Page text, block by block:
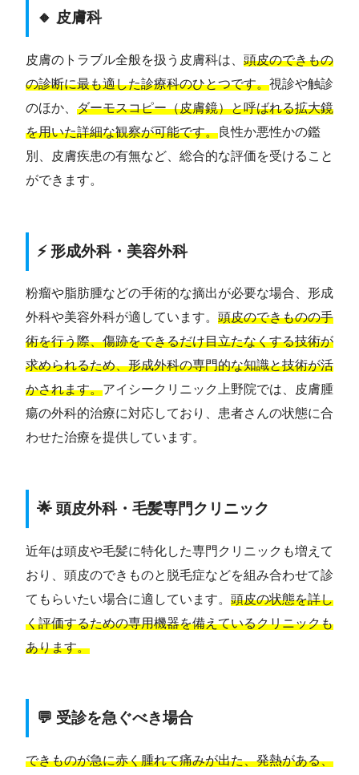
🔸 皮膚科
皮膚のトラブル全般を扱う皮膚科は、 頭皮のできもの
の診断に最も適した診療科のひとつです。視診や触診
のほか、 ダーモスコピー（皮膚鏡）と呼ばれる拡大鏡
を用いた詳細な観察が可能です。良性か悪性かの鑑
別、皮膚疾患の有無など、総合的な評価を受けること
ができます。
⚡ 形成外科・美容外科
粉瘤や脂肪腫などの手術的な摘出が必要な場合、形成
外科や美容外科が適しています。 頭皮のできものの手
術を行う際、傷跡をできるだけ目立たなくする技術が
求められるため、形成外科の専門的な知識と技術が活
かされます。アイシークリニック上野院では、皮膚腫
瘍の外科的治療に対応しており、患者さんの状態に合
わせた治療を提供しています。
🌟 頭皮外科・毛髪専門クリニック
近年は頭皮や毛髪に特化した専門クリニックも増えて
おり、頭皮のできものと脱毛症などを組み合わせて診
てもらいたい場合に適しています。 頭皮の状態を詳し
く評価するための専用機器を備えているクリニックも
あります。
💬 受診を急ぐべき場合
できものが急に赤く腫れて痛みが出た、発熱がある、